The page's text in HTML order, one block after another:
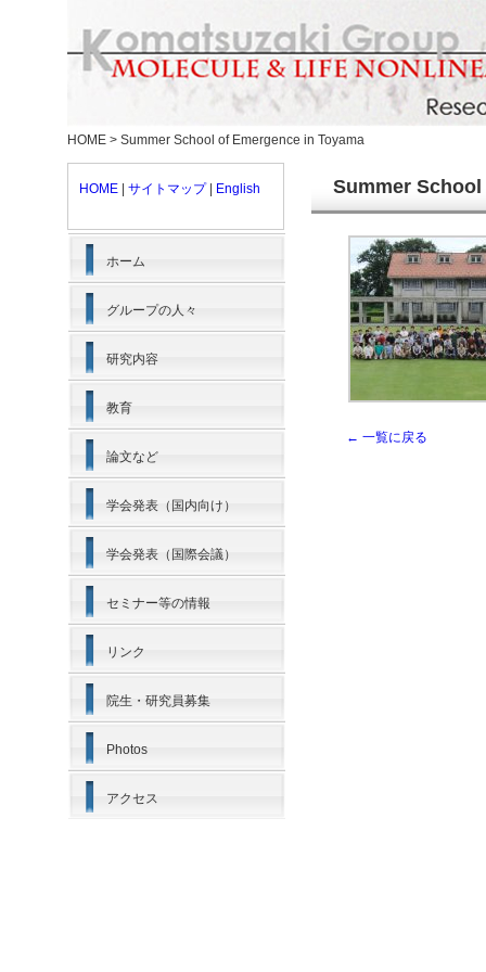
HOME > Summer School of Emergence in Toyama
HOME サイトマップ| English
ホーム
グループの人々
研究内容
教育
論文など
学会発表（国内向け）
学会発表（国際会議）
セミナー等の情報
リンク
院生・研究員募集
Photos
アクセス
Summer
← 一覧に戻る